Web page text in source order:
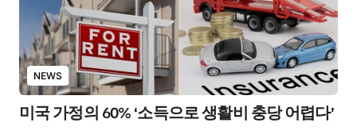
NEWS
미국 가정의 60% ‘소득으로 생활비 충당 어렵다’